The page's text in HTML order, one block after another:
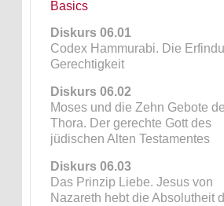
Basics
Diskurs 06.01
Codex Hammurabi. Die
Gerechtigkeit
Diskurs 06.02
Moses und die Zehn Gebote
Thora. Der gerechte Gott des
jüdischen Alten Testamentes
Diskurs 06.03
Das Prinzip Liebe. Jesus von
Nazareth hebt die Absolutheit